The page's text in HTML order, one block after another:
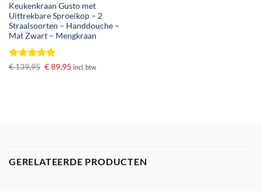
Keukenkraan Gusto met
Uittrekbare Sproeikop – 2
Straalsoorten – Handdouche –
Mat Zwart – Mengkraan
Gewaardeerd
€139,95 Oorspronkelijke
€89,95Huidige
incl. btw
GERELATEERDE PRODUCTEN